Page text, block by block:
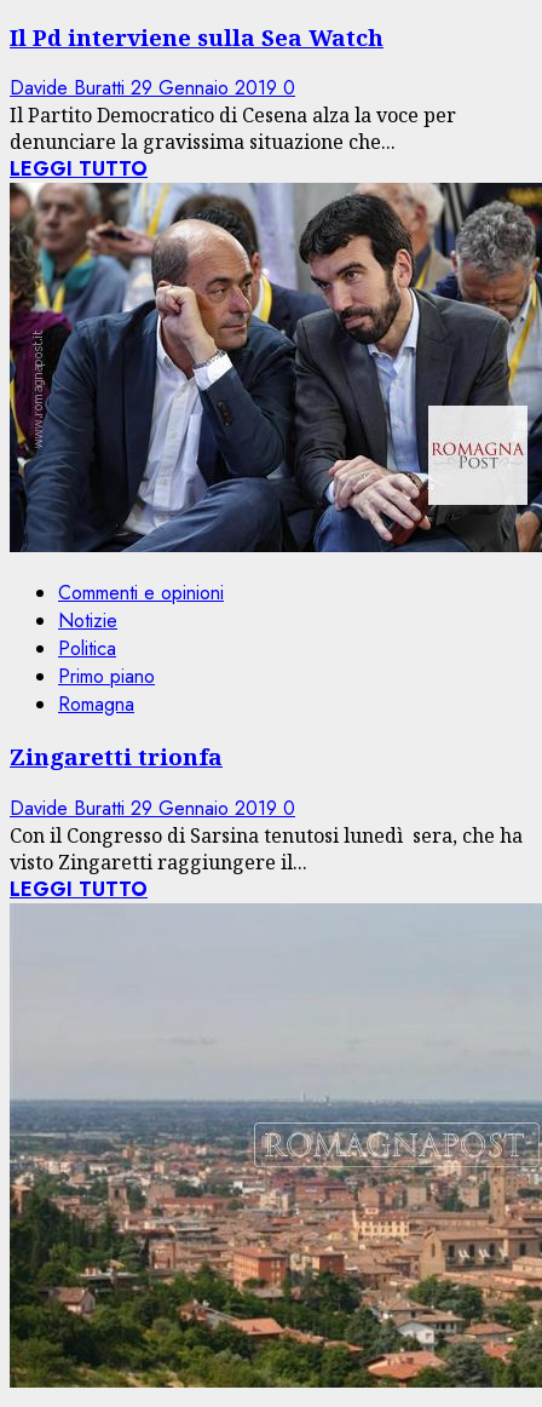
Il Pd interviene sulla Sea Watch
Davide Buratti 29 Gennaio 2019 0
Il Partito Democratico di Cesena alza la voce per
denunciare la gravissima situazione che...
LEGGI TUTTO
Commenti e opinioni
Notizie
Politica
Primo piano
Romagna
Zingaretti trionfa
Davide Buratti 29 Gennaio 2019 0
Con il Congresso di Sarsina tenutosi lunedì sera, che ha
visto Zingaretti raggiungere il...
LEGGI TUTTO